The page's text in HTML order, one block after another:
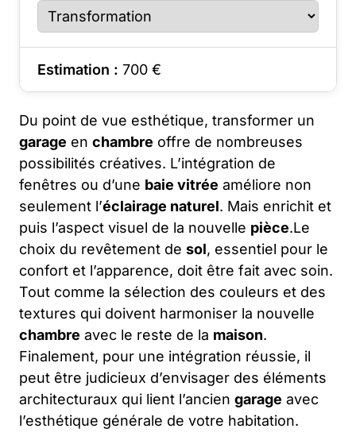
Estimation : 700 €
Du point de vue esthétique, transformer un
garage en chambre offre de nombreuses
possibilités créatives. L’intégration de
fenêtres ou d’une baie vitrée améliore non
seulement l’éclairage naturel. Mais enrichit et
puis l’aspect visuel de la nouvelle pièce.Le
choix du revêtement de sol, essentiel pour le
confort et l’apparence, doit être fait avec soin.
Tout comme la sélection des couleurs et des
textures qui doivent harmoniser la nouvelle
chambre avec le reste de la maison.
Finalement, pour une intégration réussie, il
peut être judicieux d’envisager des éléments
architecturaux qui lient l’ancien garage avec
l’esthétique générale de votre habitation.